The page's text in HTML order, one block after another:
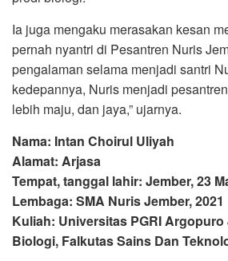
Ia juga mengaku merasakan kesan
pernah nyantri di Pesantren Nuris
pengalaman selama menjadi santri
kedepannya, Nuris menjadi
lebih maju, dan jaya,” ujarnya.
Nama: Intan Choirul Uliyah
Alamat: Arjasa
Tempat, tanggal lahir: Jember, 23
Lembaga: SMA Nuris Jember, 2021
Kuliah: Universitas PGRI
Biologi, Falkutas Sains Dan